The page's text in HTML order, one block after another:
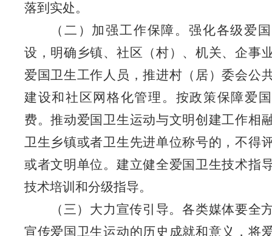
落到实处。
（二）加强工作保障。 强化各级爱
设，明确乡镇、社区（村）、机关、企事
爱国卫生工作人员，推进村（居）委会公
建设和社区网格化管理。按政策保障爱
费。推动爱国卫生运动与文明创建工作相
卫生乡镇或者卫生先进单位称号的，不得
或者文明单位 。 建立健全爱国卫生技术指
技术培训和分级指导。
（三）大力宣传引导。各类媒体要全
宣传爱国卫生运动的历史成就和意义，将